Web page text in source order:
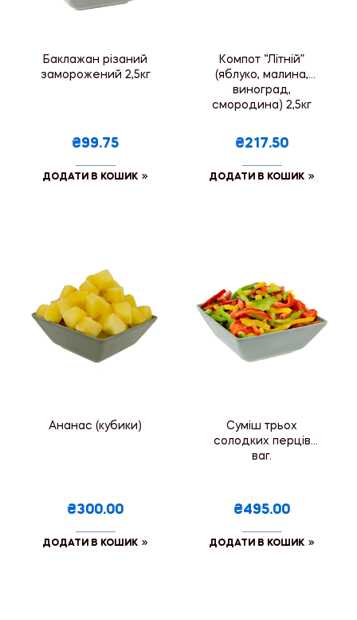
Баклажан різаний
заморожений 2,5кг
₴99.75
ДОДАТИ В КОШИК
Компот “Літній”
(яблуко, малина,
виноград,
смородина) 2,5кг
₴217.50
ДОДАТИ В КОШИК
Ананас (кубики)
₴300.00
ДОДАТИ В КОШИК
Суміш трьох
солодких перців
ваг.
₴495.00
ДОДАТИ В КОШИК